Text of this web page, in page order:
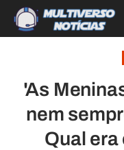
'As
nem
Qual